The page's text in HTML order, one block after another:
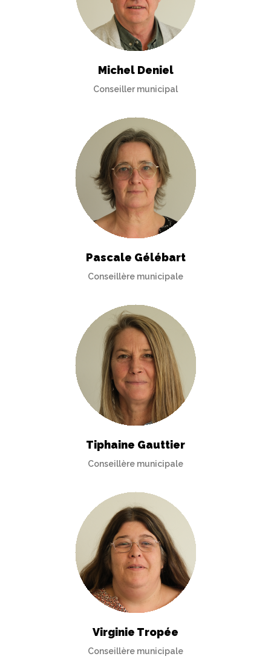
Michel Deniel
Conseiller municipal
Pascale Gélébart
Conseillère municipale
Tiphaine Gauttier
Conseillère municipale
Virginie Tropée
Conseillère municipale